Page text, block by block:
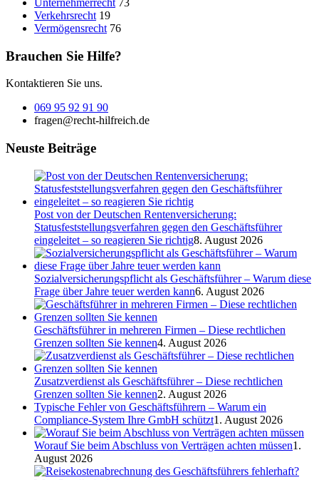
Verkehrsrecht 19
Vermögensrecht 76
Brauchen Sie Hilfe?
Kontaktieren Sie uns.
069 95 92 91 90
fragen@recht-hilfreich.de
Neuste Beiträge
Post von der Deutschen Rentenversicherung:
Statusfeststellungsverfahren gegen den Geschäftsführer
eingeleitet – so reagieren Sie richtig8. August 2026
Sozialversicherungspflicht als Geschäftsführer – Warum diese
Frage über Jahre teuer werden kann6. August 2026
Geschäftsführer in mehreren Firmen – Diese rechtlichen
Grenzen sollten Sie kennen4. August 2026
Zusatzverdienst als Geschäftsführer – Diese rechtlichen
Grenzen sollten Sie kennen2. August 2026
Typische Fehler von Geschäftsführern – Warum ein
Compliance-System Ihre GmbH schützt1. August 2026
Worauf Sie beim Abschluss von Verträgen achten müssen1.
August 2026